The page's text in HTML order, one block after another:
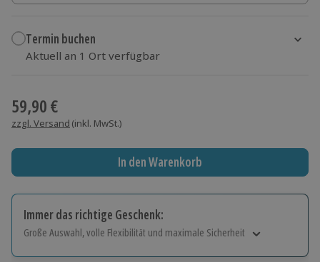
Termin buchen
Aktuell an 1 Ort verfügbar
59,90 €
zzgl. Versand (inkl. MwSt.)
In den Warenkorb
Immer das richtige Geschenk:
Große Auswahl, volle Flexibilität und maximale Sicherheit